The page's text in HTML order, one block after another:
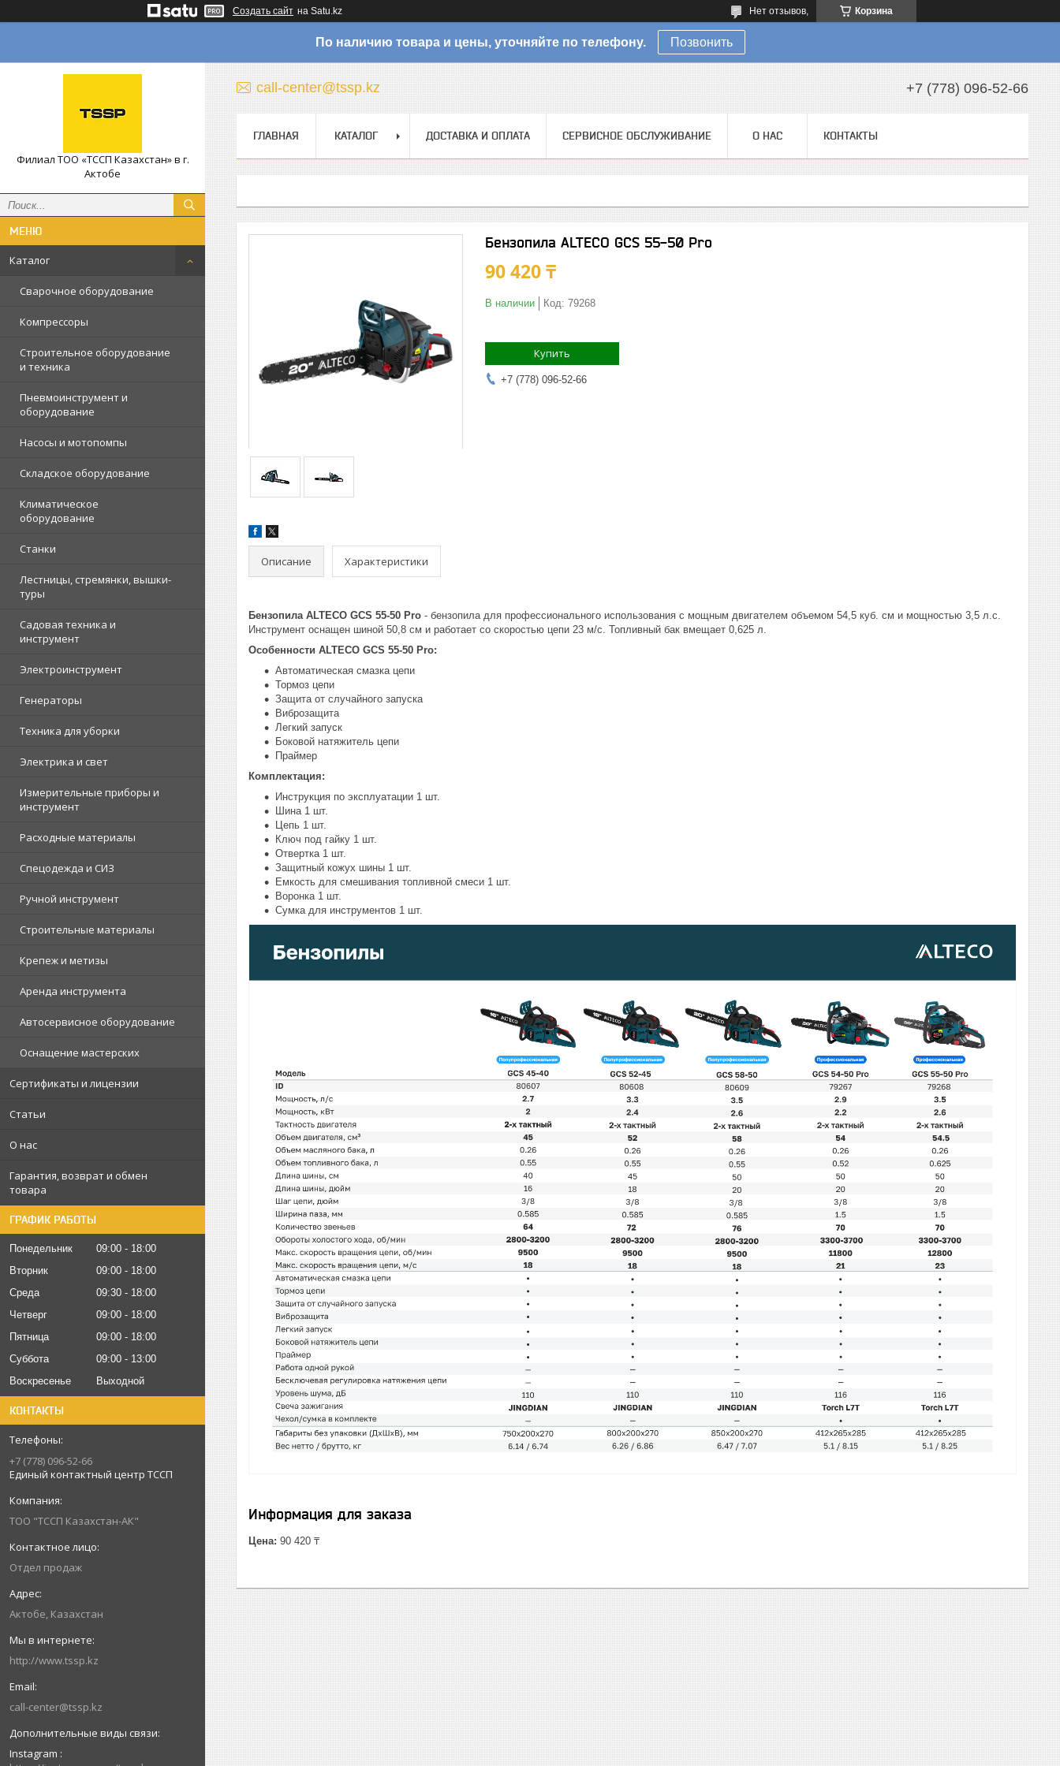
Создать сайт на Satu.kz Корзина
Нет отзывов,
По наличию товара и цены, уточняйте по телефону. Позвонить
Филиал ТОО «ТССП Казахстан» в г.
Актобе
Каталог
Сварочное оборудование
Компрессоры
Строительное оборудование
и техника
Пневмоинструмент и
оборудование
Насосы и мотопомпы
Складское оборудование
Климатическое
оборудование
Станки
Лестницы, стремянки, вышки-
туры
Садовая техника и
инструмент
Электроинструмент
Генераторы
Техника для уборки
Электрика и свет
Измерительные приборы и
инструмент
Расходные материалы
Спецодежда и СИЗ
Ручной инструмент
Строительные материалы
Крепеж и метизы
Аренда инструмента
Автосервисное оборудование
Оснащение мастерских
Сертификаты и лицензии
Статьи
О нас
Гарантия, возврат и обмен
товара
ГРАФИК РАБОТЫ
Понедельник 09:00
18:00
Вторник
09:00
18:00
Среда
09:30
18:00
Четверг
09:00
18:00
Пятница
09:00
18:00
Суббота
09:00
13:00
Воскресенье
Выходной
КОНТАКТЫ
+7 (778) 096-52-66
Единый контактный центр ТССП
ТОО "ТССП Казахстан-АК"
Отдел продаж
Актобе, Казахстан
http://www.tssp.kz
call-center@tssp.kz
Instagram
call-center@tssp.kz +7 (778) 096-52-66
ГЛАВНАЯ КАТАЛОГ ДОСТАВКА И ОПЛАТА СЕРВИСНОЕ ОБСЛУЖИВАНИЕ О НАС КОНТАКТЫ
Бензопила ALTECO GCS 55-50 Pro
90 420 ₸
В наличии Код: 79268
Купить
+7 (778) 096-52-66
Описание Характеристики
Бензопила ALTECO GCS 55-50 Pro - бензопила для профессионального использования с мощным двигателем объемом 54,5 куб. см и мощностью 3,5 л.с.
Инструмент оснащен шиной 50,8 см и работает со скоростью цепи 23 м/с. Топливный бак вмещает 0,625 л.
Особенности ALTECO GCS 55-50 Pro:
Автоматическая смазка цепи
Тормоз цепи
Защита от случайного запуска
Виброзащита
Легкий запуск
Боковой натяжитель цепи
Праймер
Комплектация:
Инструкция по эксплуатации 1 шт.
Шина 1 шт.
Цепь 1 шт.
Ключ под гайку 1 шт.
Отвертка 1 шт.
Защитный кожух шины 1 шт.
Емкость для смешивания топливной смеси 1 шт.
Воронка 1 шт.
Сумка для инструментов 1 шт.
Информация для заказа
Цена: 90 420 ₸